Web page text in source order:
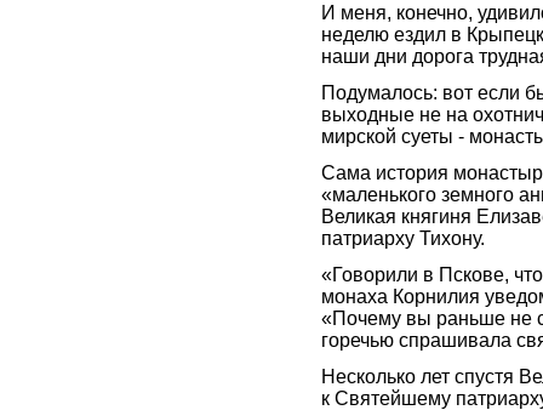
И меня, конечно,
неделю ездил в
наши дни дорога
Подумалось: вот если
выходные не на
мирской суеты -
Сама история
«маленького земного
Великая княгиня
патриарху Тихону.
«Говорили в Пскове,
монаха Корнилия
«Почему вы раньше не
горечью спрашивала
Несколько лет спустя
к Святейшему